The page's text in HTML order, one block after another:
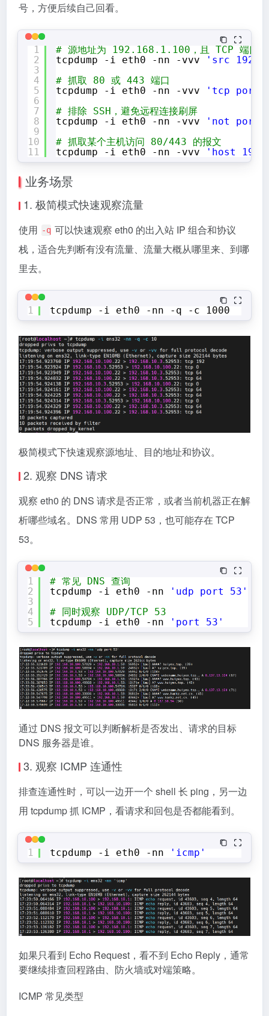
号，方便后续自己回看。
1
2
3
4
5
6
7
8
9
10
11
# 源地址为 192.168.1.100，且 TCP 端口
tcpdump -i eth0 -nn -vvv
'src
# 抓取 80 或 443 端口
tcpdump -i eth0 -nn -vvv
'tcp port
# 排除 SSH，避免远程连接刷屏
tcpdump -i eth0 -nn -vvv
'not port
# 抓取某个主机访问 80/443 的报文
tcpdump -i eth0 -nn -vvv
'host
业务场景
1. 极简模式快速观察流量
使用 -q 可以快速观察 eth0 的出入站 IP 组合和协议
栈，适合先判断有没有流量、流量大概从哪里来、到哪
里去。
1 tcpdump -i eth0 -nn -q -c 1000
极简模式下快速观察源地址、目的地址和协议。
2. 观察 DNS 请求
观察 eth0 的 DNS 请求是否正常，或者当前机器正在解
析哪些域名。DNS 常用 UDP 53，也可能存在 TCP
53。
1
2
3
4
5
# 常见 DNS 查询
tcpdump -i eth0 -nn
'udp port 53'
# 同时观察 UDP/TCP 53
tcpdump -i eth0 -nn
'port 53'
通过 DNS 报文可以判断解析是否发出、请求的目标
DNS 服务器是谁。
3. 观察 ICMP 连通性
排查连通性时，可以一边开一个 shell 长 ping，另一边
用 tcpdump 抓 ICMP，看请求和回包是否都能看到。
1 tcpdump -i eth0 -nn 'icmp'
如果只看到 Echo Request，看不到 Echo Reply，通常
要继续排查回程路由、防火墙或对端策略。
ICMP 常见类型